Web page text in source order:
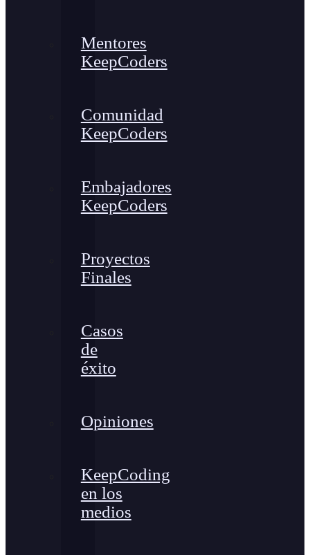
Mentores
KeepCoders
Comunidad
KeepCoders
Embajadores
KeepCoders
Proyectos
Finales
Casos
de
éxito
Opiniones
KeepCoding
en los
medios